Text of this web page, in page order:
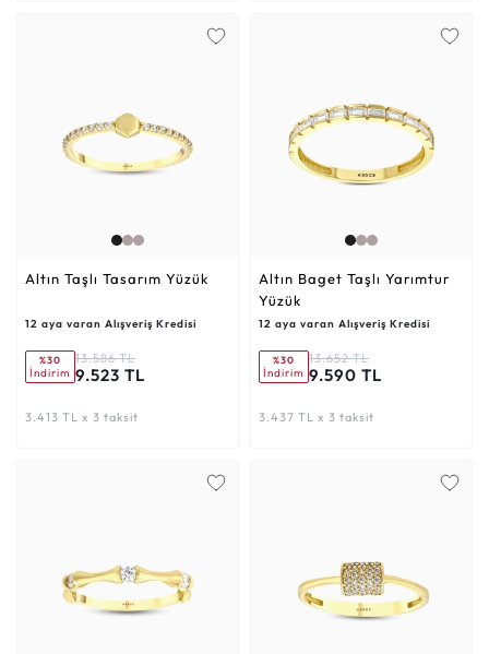
Altın Taşlı Tasarım Yüzük
12 aya varan Alışveriş Kredisi
%30
İndirim
13.586 TL
9.523 TL
3.413 TL x 3 taksit
Altın Baget Taşlı Yarımtur
Yüzük
12 aya varan Alışveriş Kredisi
%30
İndirim
13.652 TL
9.590 TL
3.437 TL x 3 taksit